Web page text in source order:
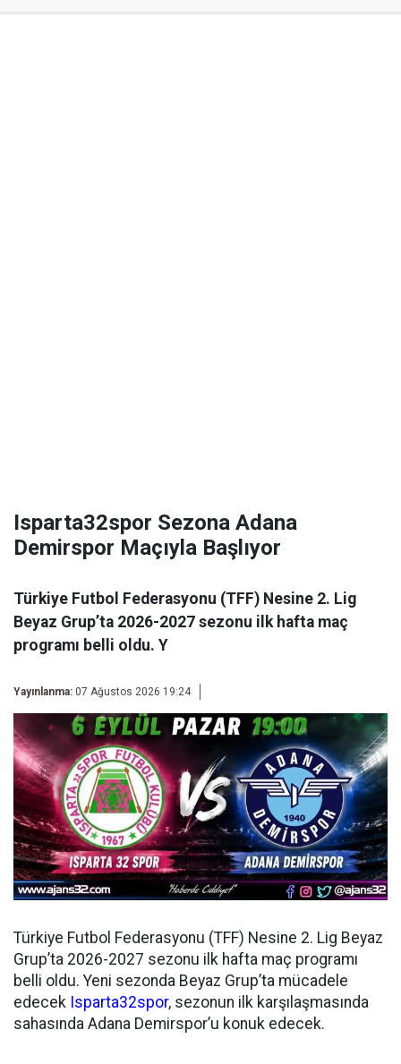
Isparta32spor Sezona Adana
Demirspor Maçıyla Başlıyor
Türkiye Futbol Federasyonu (TFF) Nesine 2. Lig
Beyaz Grup’ta 2026-2027 sezonu ilk hafta maç
programı belli oldu. Y
Yayınlanma: 07 Ağustos 2026 19:24
Türkiye Futbol Federasyonu (TFF) Nesine 2. Lig Beyaz
Grup’ta 2026-2027 sezonu ilk hafta maç programı
belli oldu. Yeni sezonda Beyaz Grup’ta mücadele
edecek Isparta32spor, sezonun ilk karşılaşmasında
sahasında Adana Demirspor’u konuk edecek.